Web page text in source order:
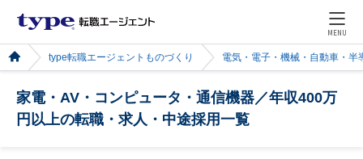
MENU
type転職エージェントものづくり 電気・電子・機械・自動車・半
家電・AV・コンピュータ・通信機器／年収400万
円以上の転職・求人・中途採用一覧